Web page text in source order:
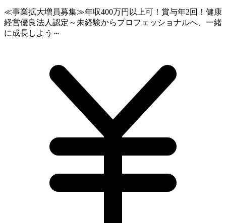
≪事業拡大増員募集≫年収400万円以上可！賞与年2回！健康
経営優良法人認定～未経験からプロフェッショナルへ、一緒
に成長しよう～